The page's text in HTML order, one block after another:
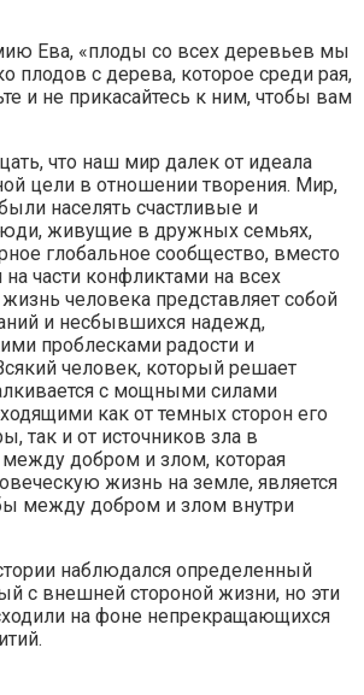
Ева, «плоды со всех деревьев мы
плодов с дерева, которое среди рая,
и не прикасайтесь к ним, чтобы вам
что наш мир далек от идеала
цели в отношении творения. Мир,
населять счастливые и
живущие в дружных семьях,
глобальное сообщество, вместо
на части конфликтами на всех
человека представляет собой
и несбывшихся надежд,
проблесками радости и
человек, который решает
с мощными силами
как от темных сторон его
так и от источников зла в
добром и злом, которая
жизнь на земле, является
между добром и злом внутри
наблюдался определенный
с внешней стороной жизни, но эти
на фоне непрекращающихся